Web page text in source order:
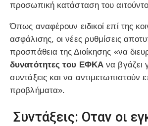
προσωπική κατάσταση του
Όπως αναφέρουν ειδικοί επί της
ασφάλισης, οι νέες ρυθμίσεις
προσπάθεια της Διοίκησης «να
δυνατότητες του ΕΦΚΑ να βγάζει
συντάξεις και να αντιμετωπιστούν
προβλήματα».
Συντάξεις: Οταν οι